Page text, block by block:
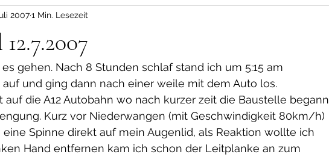
20071 Min. Lesezeit
gehen. Nach 8 Stunden schlaf stand ich um 5:15 am
und ging dann nach einer weile mit dem Auto los.
auf die A12 Autobahn wo nach kurzer zeit die Baustelle begann
Kurz vor Niederwangen (mit Geschwindigkeit 80km/h)
Spinne direkt auf mein Augenlid, als Reaktion wollte ich
Hand entfernen kam ich schon der Leitplanke an zum